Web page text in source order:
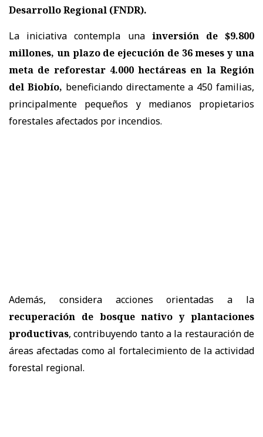
Desarrollo Regional (FNDR).
La iniciativa contempla una inversión de $9.800
millones, un plazo de ejecución de 36 meses y una
meta de reforestar 4.000 hectáreas en la Región
del Biobío, beneficiando directamente a 450 familias,
principalmente pequeños y medianos propietarios
forestales afectados por incendios.
Además, considera acciones orientadas a la
recuperación de bosque nativo y plantaciones
productivas, contribuyendo tanto a la restauración de
áreas afectadas como al fortalecimiento de la actividad
forestal regional.